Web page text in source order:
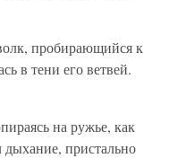
пробирающийся к
в тени его ветвей.
на ружье, как
дыхание, пристально